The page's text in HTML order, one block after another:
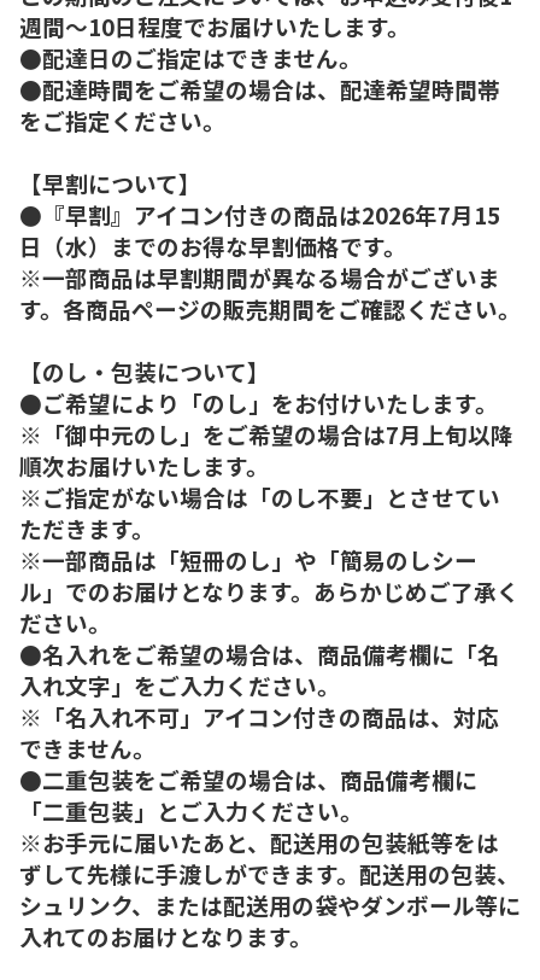
週間～10日程度でお届けいたします。
●配達日のご指定はできません。
●配達時間をご希望の場合は、配達希望時間帯
をご指定ください。
【早割について】
●『早割』アイコン付きの商品は2026年7月15
日（水）までのお得な早割価格です。
※一部商品は早割期間が異なる場合がございま
す。各商品ページの販売期間をご確認ください。
【のし・包装について】
●ご希望により「のし」をお付けいたします。
※「御中元のし」をご希望の場合は7月上旬以降
順次お届けいたします。
※ご指定がない場合は「のし不要」とさせてい
ただきます。
※一部商品は「短冊のし」や「簡易のしシー
ル」でのお届けとなります。あらかじめご了承く
ださい。
●名入れをご希望の場合は、商品備考欄に「名
入れ文字」をご入力ください。
※「名入れ不可」アイコン付きの商品は、対応
できません。
●二重包装をご希望の場合は、商品備考欄に
「二重包装」とご入力ください。
※お手元に届いたあと、配送用の包装紙等をは
ずして先様に手渡しができます。配送用の包装、
シュリンク、または配送用の袋やダンボール等に
入れてのお届けとなります。